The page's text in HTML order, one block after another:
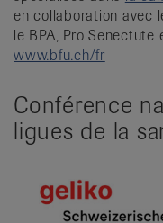
en collaboration avec
le BPA, Pro Senectute
www.bfu.ch/fr
Conférence
ligues de la